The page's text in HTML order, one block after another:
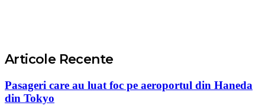
Articole Recente
Pasageri care au luat foc pe aeroportul din Haneda
din Tokyo